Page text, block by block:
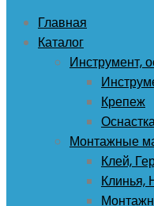
Главная
Каталог
Инструмент,
Крепеж
Монтажные
Клей,
Клинья,